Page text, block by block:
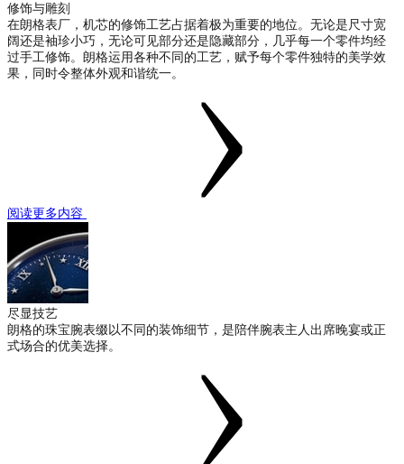
修饰与雕刻
在朗格表厂，机芯的修饰工艺占据着极为重要的地位。无论是尺寸宽
阔还是袖珍小巧，无论可见部分还是隐藏部分，几乎每一个零件均经
过手工修饰。朗格运用各种不同的工艺，赋予每个零件独特的美学效
果，同时令整体外观和谐统一。
阅读更多内容
尽显技艺
朗格的珠宝腕表缀以不同的装饰细节，是陪伴腕表主人出席晚宴或正
式场合的优美选择。